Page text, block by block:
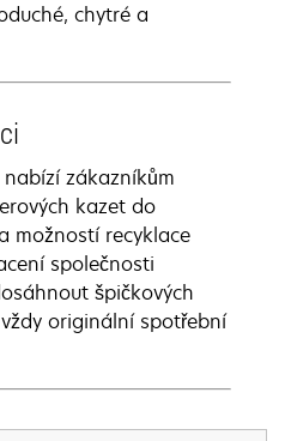
chytré a
zákazníkům
kazet do
možností recyklace
společnosti
špičkových
originální spotřební